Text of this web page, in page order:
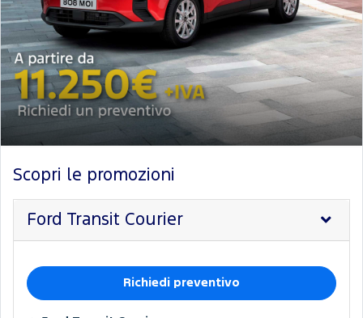
Scopri le promozioni
Ford Transit Courier
Richiedi preventivo